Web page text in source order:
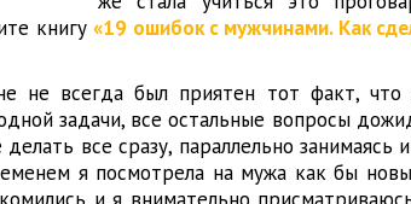
книгу«19 ошибок с мужчинами. Как
не всегда был приятен тот факт, что
задачи, все остальные вопросы
делать все сразу, параллельно
я посмотрела на мужа как бы